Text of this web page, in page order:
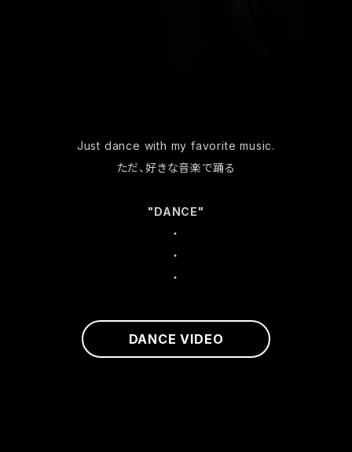
Just dance with my favorite music.
ただ、好きな音楽で踊る
"DANCE"
・
・
・
DANCE VIDEO